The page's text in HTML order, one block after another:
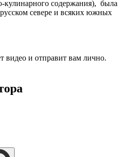
кулинарного содержания), была
севере и всяких южных
видео и отправит вам лично.